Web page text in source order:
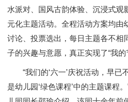
水派对、国风古韵体验、沉浸式观
元化主题活动。全程活动方案均由
讨论、投票选出，每日主题各不相
子的兴趣与意愿，真正实现了“我的
“我们的‘六一’庆祝活动，早
是幼儿园‘绿色课程’中的主题课程